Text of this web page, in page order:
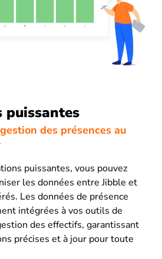
puissantes
des présences au
puissantes, vous pouvez
les données entre Jibble et
Les données de présence
intégrées à vos outils de
des effectifs, garantissant
précises et à jour pour toute